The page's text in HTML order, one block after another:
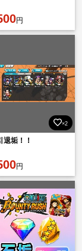
円
×2
退垢！！
円